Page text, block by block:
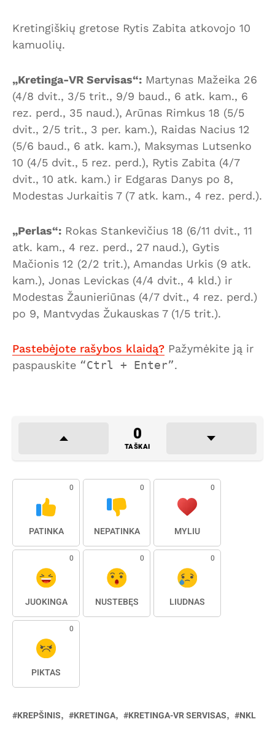
Kretingiškių gretose Rytis Zabita atkovojo 10
kamuolių.
„Kretinga-VR Servisas“: Martynas Mažeika 26
(4/8 dvit., 3/5 trit., 9/9 baud., 6 atk. kam., 6
rez. perd., 35 naud.), Arūnas Rimkus 18 (5/5
dvit., 2/5 trit., 3 per. kam.), Raidas Nacius 12
(5/6 baud., 6 atk. kam.), Maksymas Lutsenko
10 (4/5 dvit., 5 rez. perd.), Rytis Zabita (4/7
dvit., 10 atk. kam.) ir Edgaras Danys po 8,
Modestas Jurkaitis 7 (7 atk. kam., 4 rez. perd.).
„Perlas“: Rokas Stankevičius 18 (6/11 dvit., 11
atk. kam., 4 rez. perd., 27 naud.), Gytis
Mačionis 12 (2/2 trit.), Amandas Urkis (9 atk.
kam.), Jonas Levickas (4/4 dvit., 4 kld.) ir
Modestas Žaunieriūnas (4/7 dvit., 4 rez. perd.)
po 9, Mantvydas Žukauskas 7 (1/5 trit.).
Pastebėjote rašybos klaidą? Pažymėkite ją ir
paspauskite
Ctrl + Enter .
0
TAŠKAI
0
PATINKA
0
NEPATINKA
0
MYLIU
0
JUOKINGA
0
NUSTEBĘS
0
LIŪDNAS
0
PIKTAS
KREPŠINIS KRETINGA KRETINGA-VR SERVISAS NKL